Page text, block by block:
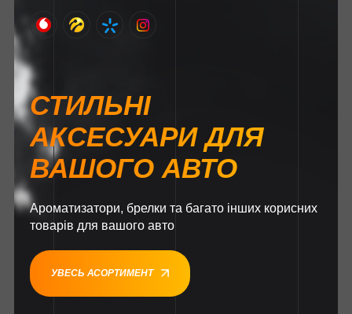
СТИЛЬНІ
АКСЕСУАРИ ДЛЯ
ВАШОГО АВТО
Ароматизатори, брелки та багато інших корисних
товарів для вашого авто
УВЕСЬ АСОРТИМЕНТ